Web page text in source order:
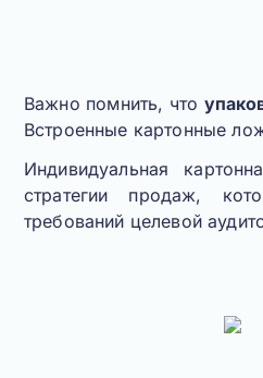
Важно помнить, что
Встроенные картонные
Индивидуальная
стратегии продаж,
требований целевой